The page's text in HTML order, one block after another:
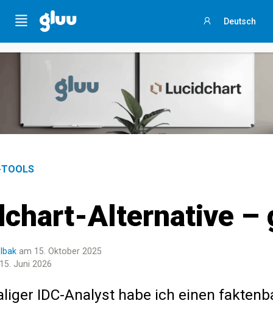
Menu Deutsch
Alternative –
am 15. Oktober 2025
Juni 2026
IDC-Analyst habe ich einen
Sie sich IhrenProcess Success Benchmark 2025, indem
3-minütigen Umfrage teilnehmen